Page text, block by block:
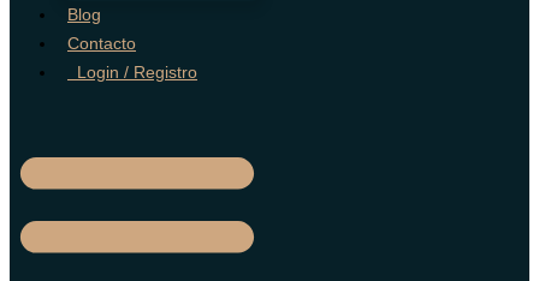
Blog
Contacto
Login / Registro